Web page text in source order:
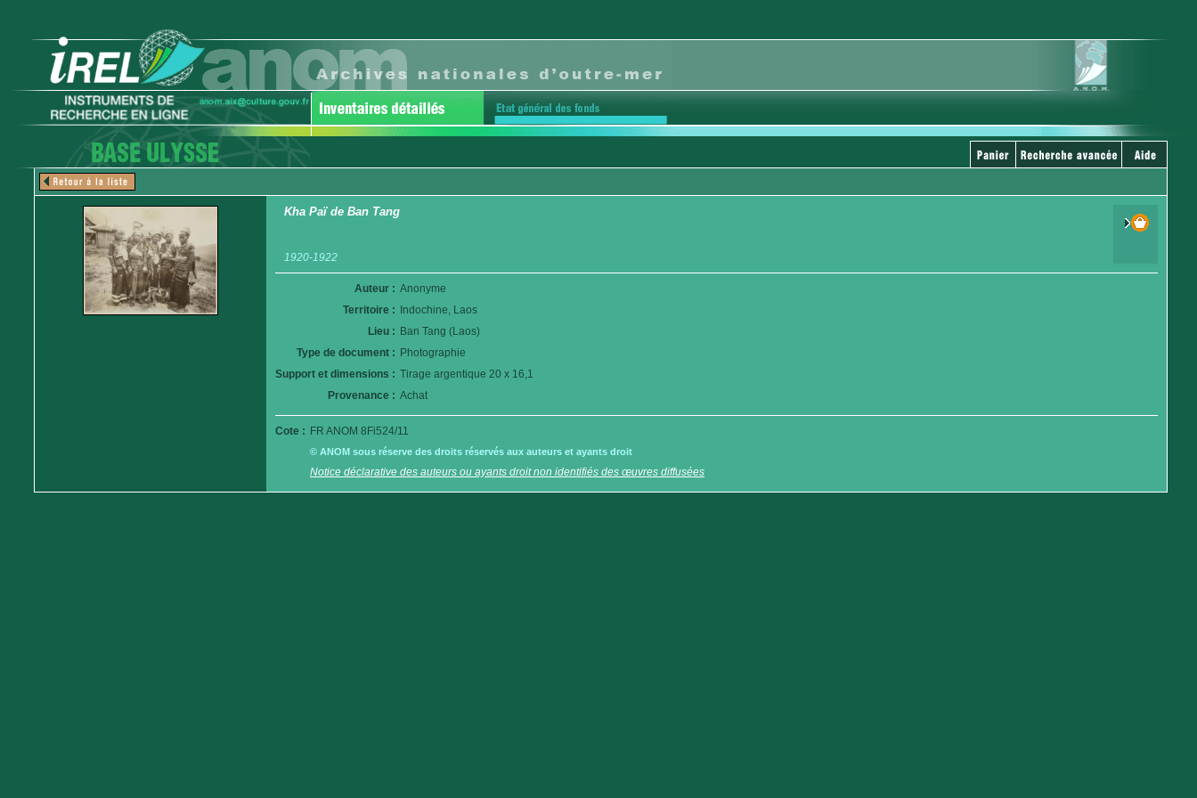
Kha Paï de Ban Tang
1920-1922
Auteur : Anonyme
Territoire :
Indochine, Laos
Lieu : Ban Tang (Laos)
Type de document : Photographie
Support et dimensions : Tirage argentique 20 x 16,1
Provenance : Achat
Cote : FR ANOM 8Fi524/11
© ANOM sous réserve des droits réservés aux auteurs et ayants droit
Notice déclarative des auteurs ou ayants droit non identifiés des œuvres diffusées